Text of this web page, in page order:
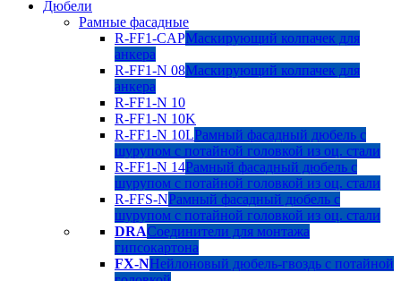
Дюбели
Рамные фасадные
R-FF1-CAPМаскирующий колпачек для
анкера
R-FF1-N 08Маскирующий колпачек для
анкера
R-FF1-N 10
R-FF1-N 10K
R-FF1-N 10LРамный фасадный дюбель с
шурупом с потайной головкой из оц. стали
R-FF1-N 14Рамный фасадный дюбель с
шурупом с потайной головкой из оц. стали
R-FFS-NРамный фасадный дюбель с
шурупом с потайной головкой из оц. стали
DRAСоединители для монтажа
гипсокартона
FX-NНейлоновый дюбель-гвоздь с потайной